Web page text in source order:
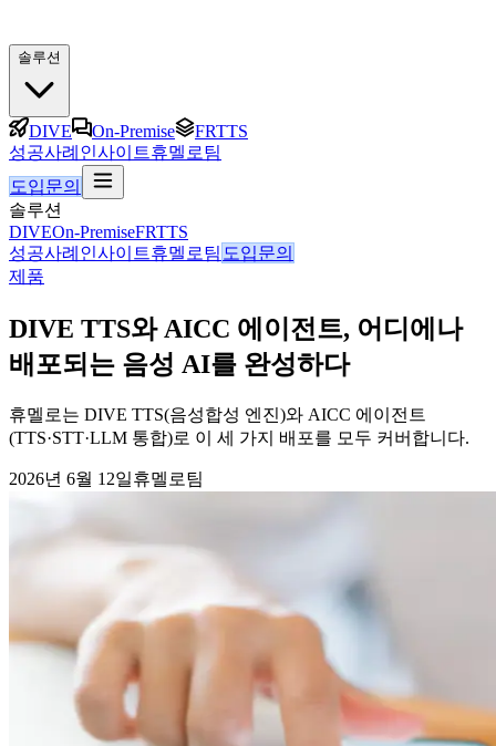
솔루션
DIVE On-Premise
FRTTS
성공사례 인사이트휴멜로팀
도입문의
솔루션
DIVEOn-PremiseFRTTS
성공사례 인사이트휴멜로팀 도입문의
제품
DIVE TTS와 AICC 에이전트, 어디에나
배포되는 음성 AI를 완성하다
휴멜로는 DIVE TTS(음성합성 엔진)와 AICC 에이전트
(TTS·STT·LLM 통합)로 이 세 가지 배포를 모두 커버합니다.
2026년 6월 12일휴멜로팀